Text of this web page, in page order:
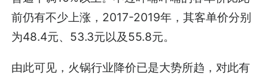
前仍有不少上涨，2017-2019年，其客单价分别
为48.4元、53.3元以及55.8元。
由此可见，火锅行业降价已是大势所趋，对此有